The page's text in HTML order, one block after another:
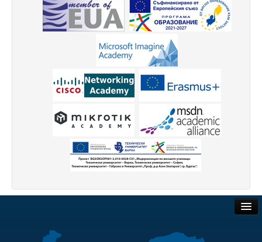
ЗЗЛПСПОИН
Декларация за достъпност
Нормативни документи
Научна дейност
Бюлетин с проектна информация